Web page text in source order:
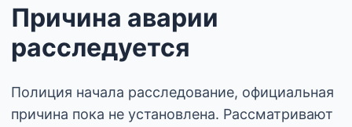
Причина аварии
расследуется
Полиция начала расследование, официальная
причина пока не установлена. Рассматривают